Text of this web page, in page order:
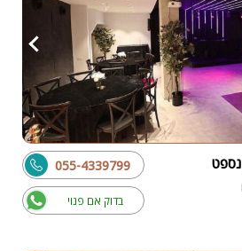
בדוק אם פנוי
055-4339799